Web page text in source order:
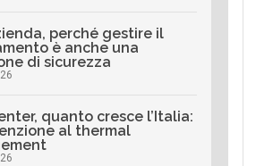
perché gestire il
è anche una
di sicurezza
quanto cresce l’Italia:
al thermal